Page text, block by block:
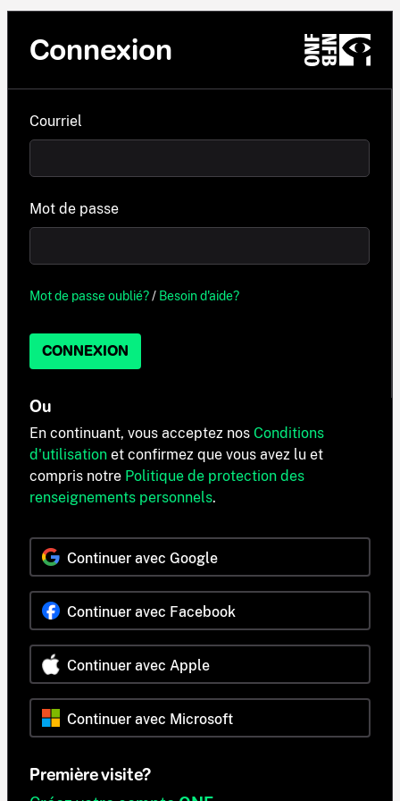
Connexion
Courriel
Mot de passe
Mot de passe oublié?/ Besoin d'aide?
CONNEXION
Ou
En continuant, vous acceptez nos Conditions
d'utilisation et confirmez que vous avez lu et
compris notre Politique de protection des
renseignements personnels.
Continuer avec Google
Continuer avec Facebook
Continuer avec Apple
Continuer avec Microsoft
Première visite?